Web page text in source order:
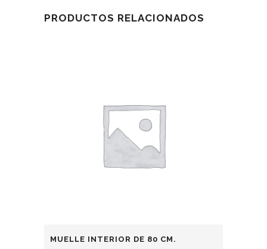
PRODUCTOS RELACIONADOS
MUELLE INTERIOR DE 80 CM.